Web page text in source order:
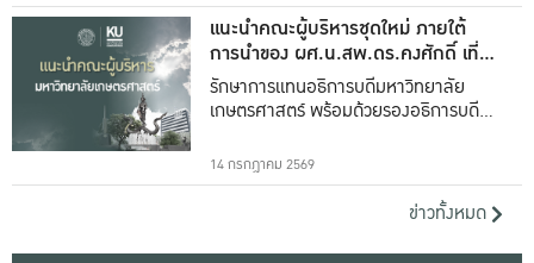
แนะนำคณะผู้บริหารชุดใหม่ ภายใต้
การนำของ ผศ.น.สพ.ดร.คงศักดิ์ เที่ยง
ธรรม
รักษาการแทนอธิการบดีมหาวิทยาลัย
เกษตรศาสตร์ พร้อมด้วยรองอธิการบดีทั้ง
14 กรกฎาคม 2569
ข่าวทั้งหมด